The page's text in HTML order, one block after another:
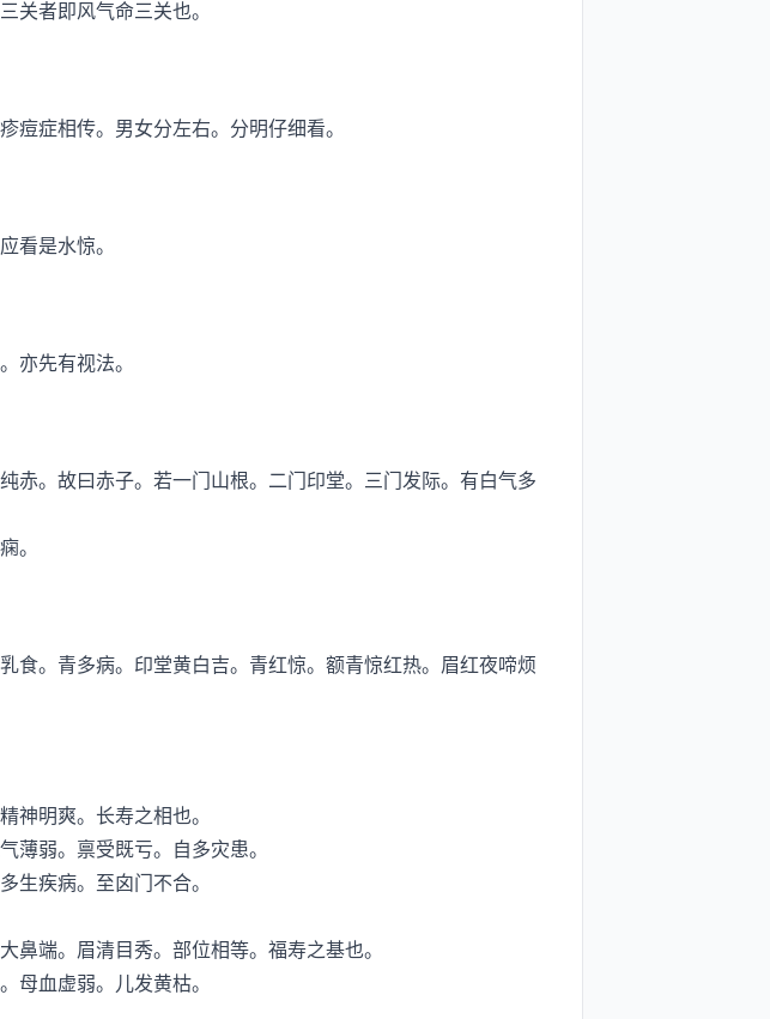
者即风气命三关也。
症相传。男女分左右。分明仔细看。
是水惊。
先有视法。
。故曰赤子。若一门山根。二门印堂。三门发际。有白气多
。
。青多病。印堂黄白吉。青红惊。额青惊红热。眉红夜啼烦
明爽。长寿之相也。
弱。禀受既亏。自多灾患。
疾病。至囟门不合。
端。眉清目秀。部位相等。福寿之基也。
血虚弱。儿发黄枯。